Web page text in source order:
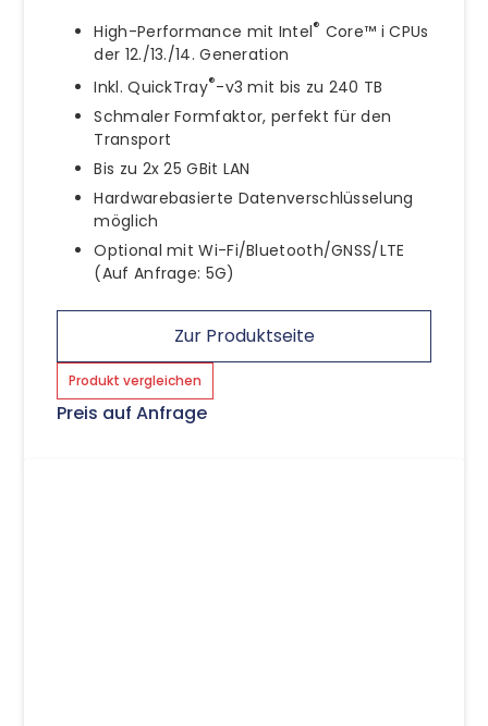
High-Performance mit Intel® Core™ i CPUs
der 12./13./14. Generation
Inkl. QuickTray®-v3 mit bis zu 240 TB
Schmaler Formfaktor, perfekt für den
Transport
Bis zu 2x 25 GBit LAN
Hardwarebasierte Datenverschlüsselung
möglich
Optional mit Wi-Fi/Bluetooth/GNSS/LTE
(Auf Anfrage: 5G)
Zur Produktseite
Produkt vergleichen
Preis auf Anfrage